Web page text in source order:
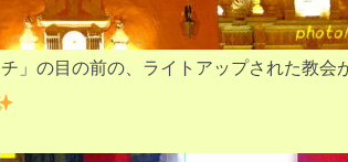
」の目の前の、ライトアップされた教会